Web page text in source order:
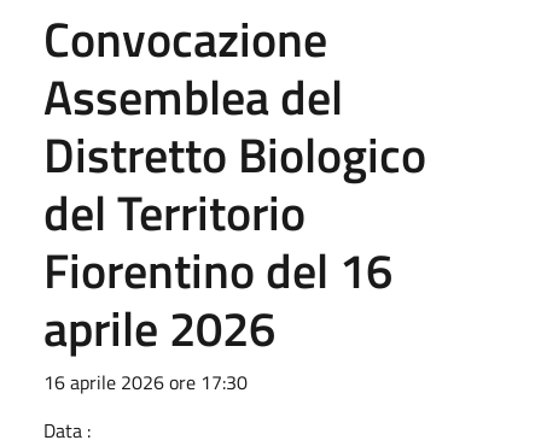
Convocazione
Assemblea del
Distretto Biologico
del Territorio
Fiorentino del 16
aprile 2026
16 aprile 2026 ore 17:30
Data :